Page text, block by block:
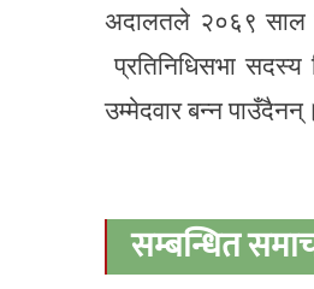
अदालतले २०६९ साल
प्रतिनिधिसभा
उम्मेदवार बन्न पाउँदैनन्।
सम्बन्धित